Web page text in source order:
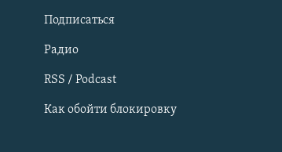
ПРИСОЕДИНЯЙТЕСЬ!
Подписаться
Радио
RSS / Podcast
Как обойти блокировку